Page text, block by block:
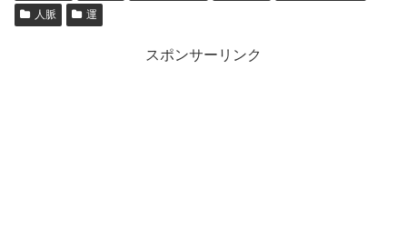
人脈
運
スポンサーリンク